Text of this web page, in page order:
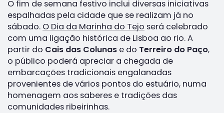
O fim de semana festivo inclui diversas iniciativas
espalhadas pela cidade que se realizam já no
sábado. O Dia da Marinha do Tejo será celebrado
com uma ligação histórica de Lisboa ao rio. A
partir do Cais das Colunas e do Terreiro do Paço,
o público poderá apreciar a chegada de
embarcações tradicionais engalanadas
provenientes de vários pontos do estuário, numa
homenagem aos saberes e tradições das
comunidades ribeirinhas.